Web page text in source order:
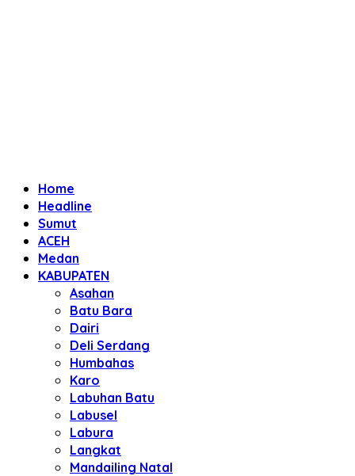
Home
Headline
Sumut
ACEH
Medan
KABUPATEN
Asahan
Batu Bara
Dairi
Deli Serdang
Humbahas
Karo
Labuhan Batu
Labusel
Labura
Langkat
Mandailing Natal